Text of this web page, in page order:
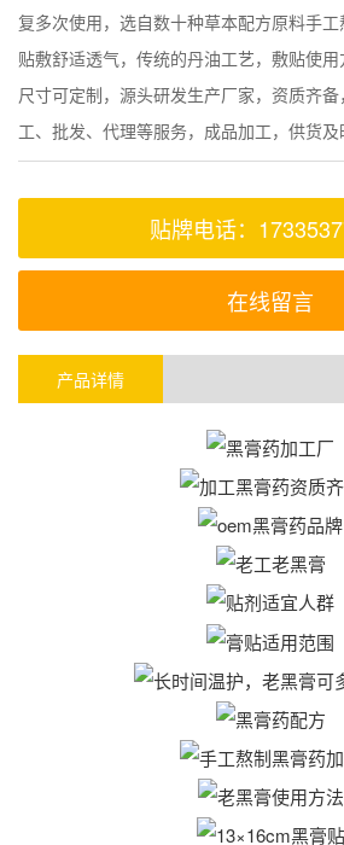
复多次使用，选自数十种草本配方原料手工
贴敷舒适透气，传统的丹油工艺，敷贴使
尺寸可定制，源头研发生产厂家，资质齐
工、批发、代理等服务，成品加工，供货及
贴牌电话：
在线留言
产品详情